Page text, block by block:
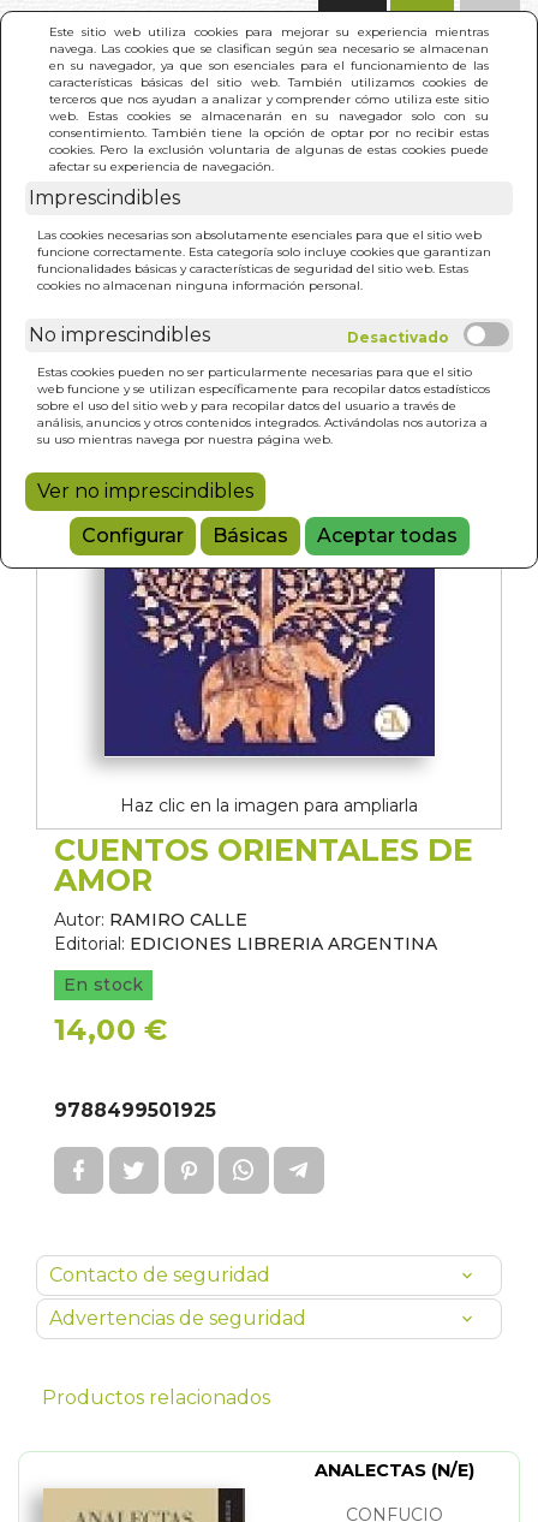
Este sitio web utiliza cookies para mejorar su experiencia mientras
navega. Las cookies que se clasifican según sea necesario se almacenan
en su navegador, ya que son esenciales para el funcionamiento de las
características básicas del sitio web. También utilizamos cookies de
terceros que nos ayudan a analizar y comprender cómo utiliza este sitio
web. Estas cookies se almacenarán en su navegador solo con su
consentimiento. También tiene la opción de optar por no recibir estas
cookies. Pero la exclusión voluntaria de algunas de estas cookies puede
afectar su experiencia de navegación.
Imprescindibles
Las cookies necesarias son absolutamente esenciales para que el sitio web
funcione correctamente. Esta categoría solo incluye cookies que garantizan
funcionalidades básicas y características de seguridad del sitio web. Estas
cookies no almacenan ninguna información personal.
No imprescindibles
Estas cookies pueden no ser particularmente necesarias para que el sitio
web funcione y se utilizan específicamente para recopilar datos estadísticos
sobre el uso del sitio web y para recopilar datos del usuario a través de
análisis, anuncios y otros contenidos integrados. Activándolas nos autoriza a
su uso mientras navega por nuestra página web.
Ver no imprescindibles
Configurar
Básicas Aceptar todas
INICIO > CUENTOS ORIENTALES DE AMOR
Haz clic en la imagen para ampliarla
CUENTOS ORIENTALES DE
AMOR
Autor: RAMIRO CALLE
Editorial: EDICIONES LIBRERIA ARGENTINA
En stock
14,00 €
9788499501925
Contacto de seguridad
Advertencias de seguridad
Productos relacionados
ANALECTAS (N/E)
CONFUCIO